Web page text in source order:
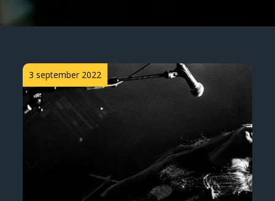
Posted
on
3 september 2022